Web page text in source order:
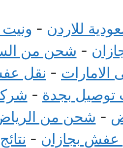
للاردن -
- شحن من
الامارات - نقل
توصيل بجدة -
- شحن من
عفش بجازان -